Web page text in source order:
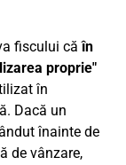
fiscului căîn
proprie"
în
Dacă un
înainte de
de vânzare,